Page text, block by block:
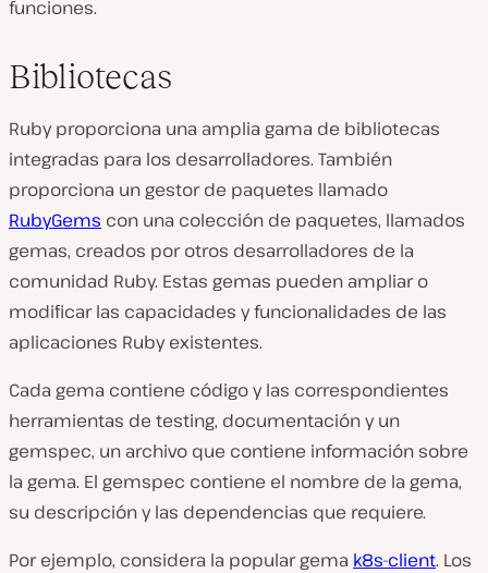
funciones.
Bibliotecas
Ruby proporciona una amplia gama de bibliotecas
integradas para los desarrolladores. También
proporciona un gestor de paquetes llamado
RubyGems con una colección de paquetes, llamados
gemas, creados por otros desarrolladores de la
comunidad Ruby. Estas gemas pueden ampliar o
modificar las capacidades y funcionalidades de las
aplicaciones Ruby existentes.
Cada gema contiene código y las correspondientes
herramientas de testing, documentación y un
gemspec, un archivo que contiene información sobre
la gema. El gemspec contiene el nombre de la gema,
su descripción y las dependencias que requiere.
Por ejemplo, considera la popular gema k8s-client. Los